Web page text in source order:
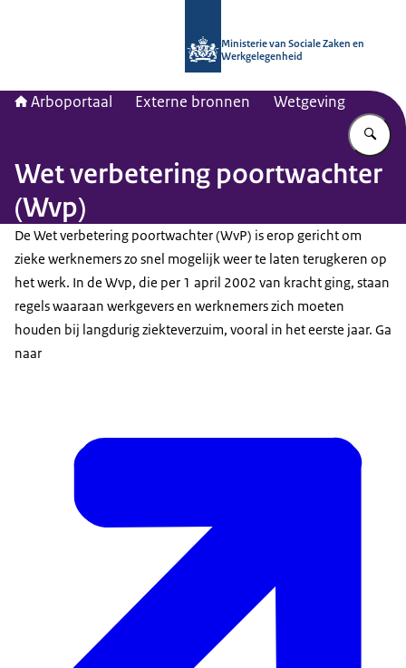
Ministerie van Sociale Zaken en
Werkgelegenheid
Arboportaal Externe bronnen Wetgeving
Wet verbetering poortwachter
(Wvp)
De Wet verbetering poortwachter (WvP) is erop gericht om
zieke werknemers zo snel mogelijk weer te laten terugkeren op
het werk. In de Wvp, die per 1 april 2002 van kracht ging, staan
regels waaraan werkgevers en werknemers zich moeten
houden bij langdurig ziekteverzuim, vooral in het eerste jaar. Ga
naar